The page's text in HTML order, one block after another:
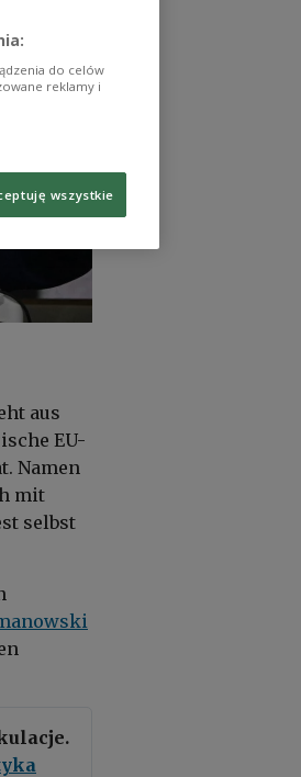
aus
EU-
Namen
mit
selbst
do celów
reklamy i
wszystkie